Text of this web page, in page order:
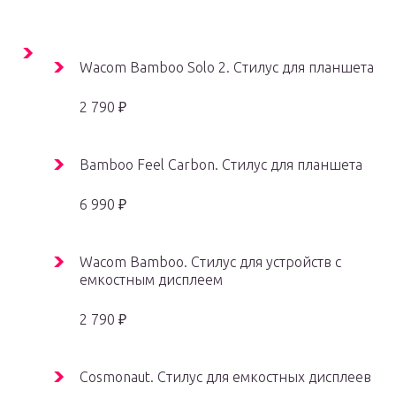
Wacom Bamboo Solo 2. Стилус для планшета
2 790 ₽
Bamboo Feel Carbon. Стилус для планшета
6 990 ₽
Wacom Bamboo. Стилус для устройств с
емкостным дисплеем
2 790 ₽
Cosmonaut. Стилус для емкостных дисплеев